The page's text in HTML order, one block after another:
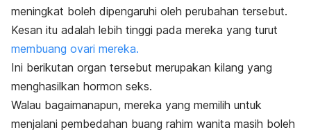
meningkat boleh dipengaruhi oleh perubahan tersebut.
Kesan itu adalah lebih tinggi pada mereka yang turut
membuang ovari mereka.
Ini berikutan organ tersebut merupakan kilang yang
menghasilkan hormon seks.
Walau bagaimanapun, mereka yang memilih untuk
menjalani pembedahan buang rahim wanita masih boleh